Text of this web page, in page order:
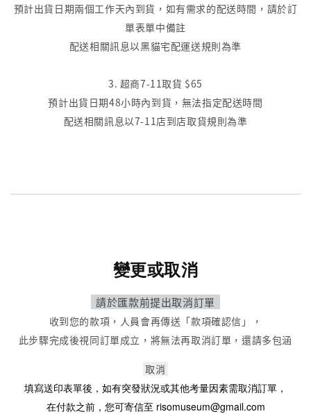
預計出貨日期兩個工作天內到貨，如有需求的配送時間，請於訂
單表單中備註
配送相關訊息以黑貓宅配運送規則為準
3. 超商7-11取貨 $65
預計出貨日期48小時內到貨，無法指定配送時間
配送相關訊息以7-11店到店取貨規則為準
變更或取消
請於匯款前提出取消訂單
收到您的款項，人員會再傳送「款項確認信」，
此步驟完成後視同訂單成立，將無法再取消訂單，還請多包涵
取消
填寫送印表單後，如有突發狀況或其他考量因素需取消訂單，
在付款之前， 您可寄信至 risomuseum@gmail.com